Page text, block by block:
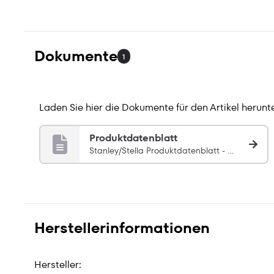
Dokumente 1
Laden Sie hier die Dokumente für den Artikel
Produktdatenblatt
Stanley/Stella Produktdatenblatt - automatisch zugeordnet über SKU: STAU771
Herstellerinformationen
Hersteller: